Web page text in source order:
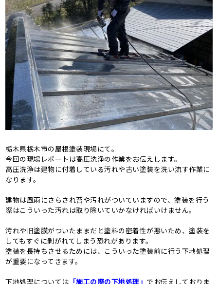
栃木県栃木市の屋根塗装現場にて。
今回の現場レポートは高圧洗浄の作業をお伝えします。
高圧洗浄は建物に付着している汚れや古い塗装を洗い流す作業に
なります。
建物は風雨にさらされ苔や汚れがついていますので、塗装を行う
際はこういった汚れは取り除いていかなければいけません。
汚れや旧塗膜がついたままだと塗料の密着性が悪いため、塗装を
してもすぐに剥がれてしまう恐れがあります。
塗装を長持ちさせるためには、こういった塗装前に行う下地処理
が重要になってきます。
下地処理については 「施工の際の下地処理」 でお伝えしておりま